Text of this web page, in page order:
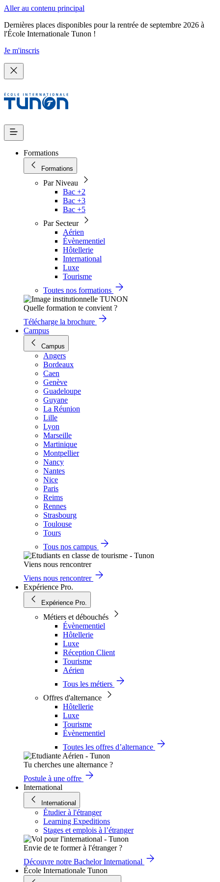
Aller au contenu principal
Dernières places disponibles pour la rentrée de septembre 2026 à
l'École Internationale Tunon !
Je m'inscris
Formations
Formations
Par Niveau
Bac +2
Bac +3
Bac +5
Par Secteur
Aérien
Évènementiel
Hôtellerie
International
Luxe
Tourisme
Toutes nos formations
Quelle formation te convient ?
Télécharge la brochure
Campus
Campus
Angers
Bordeaux
Caen
Genève
Guadeloupe
Guyane
La Réunion
Lille
Lyon
Marseille
Martinique
Montpellier
Nancy
Nantes
Nice
Paris
Reims
Rennes
Strasbourg
Toulouse
Tours
Tous nos campus
Viens nous rencontrer
Viens nous rencontrer
Expérience Pro.
Expérience Pro.
Métiers et débouchés
Évènementiel
Hôtellerie
Luxe
Réception Client
Tourisme
Aérien
Tous les métiers
Offres d'alternance
Hôtellerie
Luxe
Tourisme
Évènementiel
Toutes les offres d’alternance
Tu cherches une alternance ?
Postule à une offre
International
International
Étudier à l'étranger
Learning Expeditions
Stages et emplois à l’étranger
Envie de te former à l'étranger ?
Découvre notre Bachelor International
École Internationale Tunon